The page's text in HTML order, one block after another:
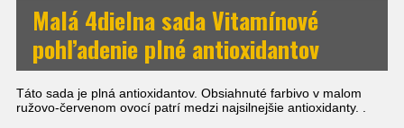
Malá 4dielna sada Vitamínové
pohľadenie plné antioxidantov
Táto sada je plná antioxidantov. Obsiahnuté farbivo v malom
ružovo-červenom ovocí patrí medzi najsilnejšie antioxidanty. .